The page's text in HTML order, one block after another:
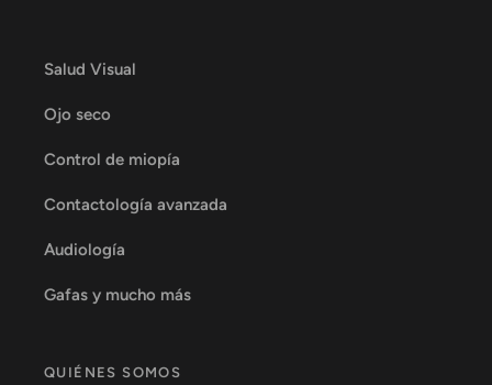
Salud Visual
Ojo seco
Control de miopía
Contactología avanzada
Audiología
Gafas y mucho más
QUIÉNES SOMOS